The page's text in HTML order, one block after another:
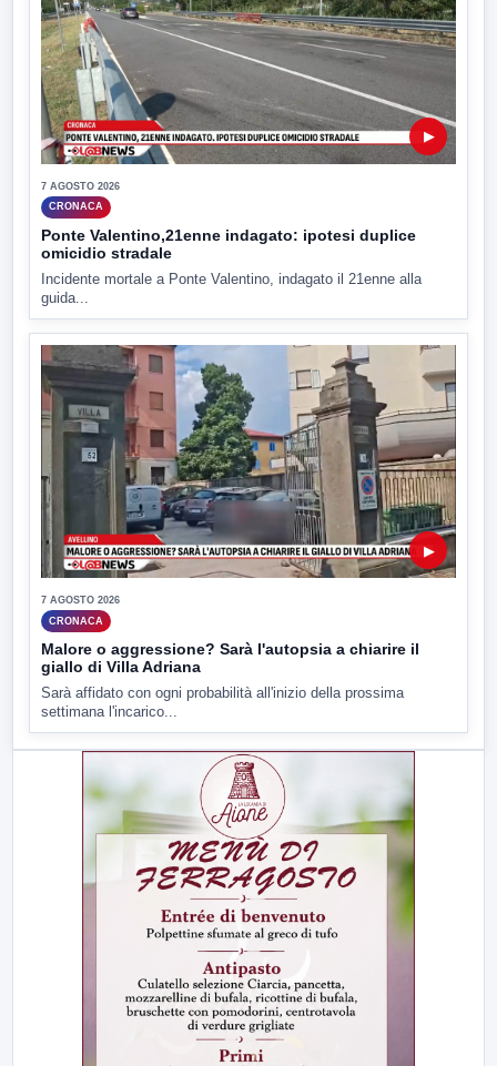
▶
7 AGOSTO 2026
CRONACA
Ponte Valentino,21enne indagato: ipotesi duplice
omicidio stradale
Incidente mortale a Ponte Valentino, indagato il 21enne alla
guida...
▶
7 AGOSTO 2026
CRONACA
Malore o aggressione? Sarà l'autopsia a chiarire il
giallo di Villa Adriana
Sarà affidato con ogni probabilità all'inizio della prossima
settimana l'incarico...